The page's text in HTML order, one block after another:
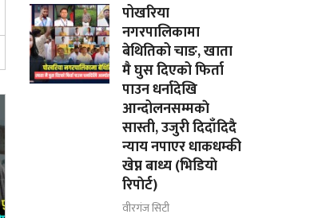
पोखरिया
नगरपालिकामा
बेथितिको चाङ, खाता
मै घुस दिएको फिर्ता
पाउन धर्नादेखि
आन्दोलनसम्मकाे
सास्ती, उजुरी दिदाँदिदै
न्याय नपाएर धाकधम्की
खेप्न बाध्य (भिडियाे
रिपाेर्ट)
वीरगंज सिटी